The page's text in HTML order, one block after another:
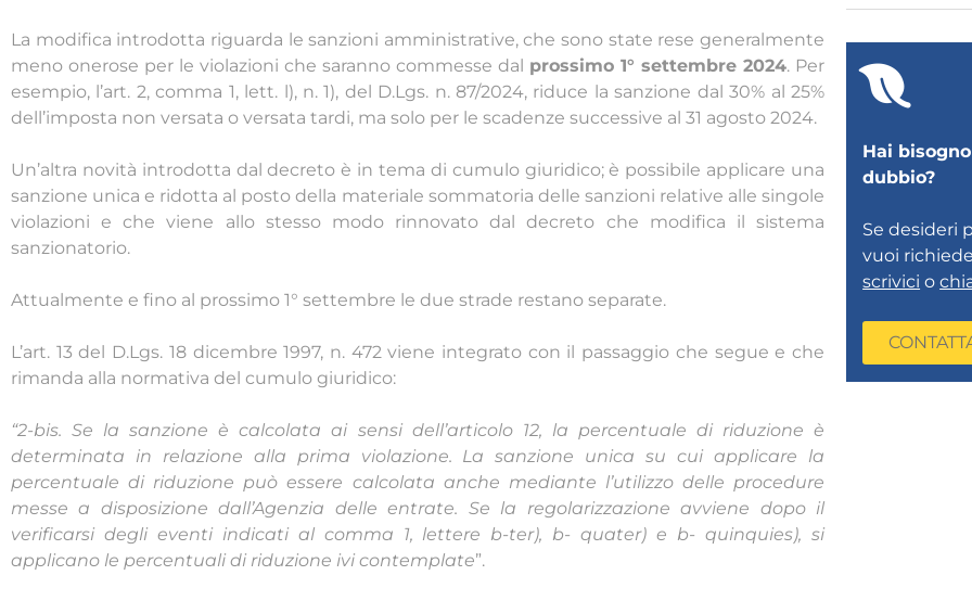
La modifica introdotta riguarda le sanzioni amministrative, che sono state rese generalmente
meno onerose per le violazioni che saranno commesse dal prossimo 1° settembre 2024. Per
esempio, l’art. 2, comma 1, lett. l), n. 1), del D.Lgs. n. 87/2024, riduce la sanzione dal 30% al 25%
dell’imposta non versata o versata tardi, ma solo per le scadenze successive al 31 agosto 2024.
Un’altra novità introdotta dal decreto è in tema di cumulo giuridico; è possibile applicare una
sanzione unica e ridotta al posto della materiale sommatoria delle sanzioni relative alle singole
violazioni e che viene allo stesso modo rinnovato dal decreto che modifica il sistema
sanzionatorio.
Attualmente e fino al prossimo 1° settembre le due strade restano separate.
L’art. 13 del D.Lgs. 18 dicembre 1997, n. 472 viene integrato con il passaggio che segue e che
rimanda alla normativa del cumulo giuridico:
“2-bis. Se la sanzione è calcolata ai sensi dell’articolo 12, la percentuale di riduzione è
determinata in relazione alla prima violazione. La sanzione unica su cui applicare la
percentuale di riduzione può essere calcolata anche mediante l’utilizzo delle procedure
messe a disposizione dall’Agenzia delle entrate. Se la regolarizzazione avviene dopo il
verificarsi degli eventi indicati al comma 1, lettere b-ter), b- quater) e b- quinquies), si
applicano le percentuali di riduzione ivi contemplate”.
Hai
dubbio?
Se desideri
vuoi
scrivici o